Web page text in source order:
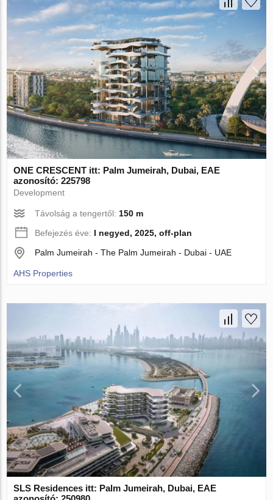
ONE CRESCENT itt: Palm Jumeirah, Dubai, EAE
azonosító: 225798
Development
Távolság a tengertől: 150 m
Befejezés éve: I negyed, 2025, off-plan
Palm Jumeirah - The Palm Jumeirah - Dubai - UAE
AHS Properties
SLS Residences itt: Palm Jumeirah, Dubai, EAE